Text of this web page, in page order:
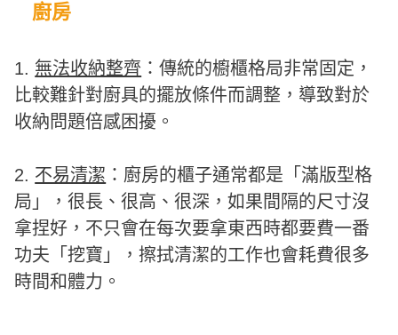
廚房
1. 無法收納整齊 ：傳統的櫥櫃格局非常固定，
比較難針對廚具的擺放條件而調整，導致對於
收納問題倍感困擾。
2. 不易清潔 ：廚房的櫃子通常都是「滿版型格
局」，很長、很高、很深，如果間隔的尺寸沒
拿捏好，不只會在每次要拿東西時都要費一番
功夫「挖寶」，擦拭清潔的工作也會耗費很多
時間和體力。